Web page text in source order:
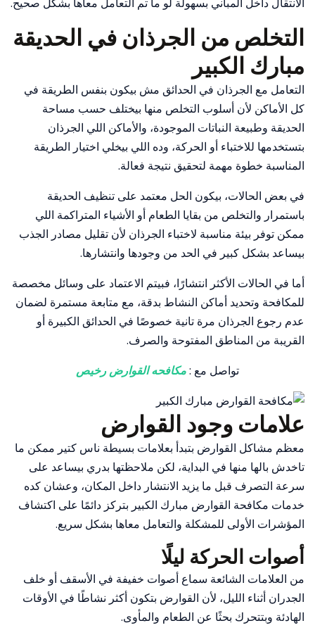
التخلص من الجرذان في الحديقة
مبارك الكبير
التعامل مع الجرذان في الحدائق مش بيكون بنفس الطريقة في
كل الأماكن لأن أسلوب التخلص منها بيختلف حسب مساحة
الحديقة وطبيعة النباتات الموجودة، والأماكن اللي الجرذان
بتستخدمها للاختباء أو الحركة، وده اللي بيخلي اختيار الطريقة
المناسبة خطوة مهمة لتحقيق نتيجة فعالة.
في بعض الحالات، بيكون الحل معتمد على تنظيف الحديقة
باستمرار والتخلص من بقايا الطعام أو الأشياء المتراكمة اللي
ممكن توفر بيئة مناسبة لاختباء الجرذان لأن تقليل مصادر الجذب
بيساعد بشكل كبير في الحد من وجودها وانتشارها.
أما في الحالات الأكثر انتشارًا، فبيتم الاعتماد على وسائل مخصصة
للمكافحة وتحديد أماكن النشاط بدقة، مع متابعة مستمرة لضمان
عدم رجوع الجرذان مرة تانية خصوصًا في الحدائق الكبيرة أو
القريبة من المناطق المفتوحة والصرف.
تواصل مع :مكافحه القوارض رخيص
علامات وجود القوارض
معظم مشاكل القوارض بتبدأ بعلامات بسيطة ناس كتير ممكن ما
تاخدش بالها منها في البداية، لكن ملاحظتها بدري بيساعد على
سرعة التصرف قبل ما يزيد الانتشار داخل المكان، وعشان كده
خدمات مكافحة القوارض مبارك الكبير بتركز دائمًا على اكتشاف
المؤشرات الأولى للمشكلة والتعامل معاها بشكل سريع.
أصوات الحركة ليلًا
من العلامات الشائعة سماع أصوات خفيفة في الأسقف أو خلف
الجدران أثناء الليل، لأن القوارض بتكون أكثر نشاطًا في الأوقات
الهادئة وبتتحرك بحثًا عن الطعام والمأوى.